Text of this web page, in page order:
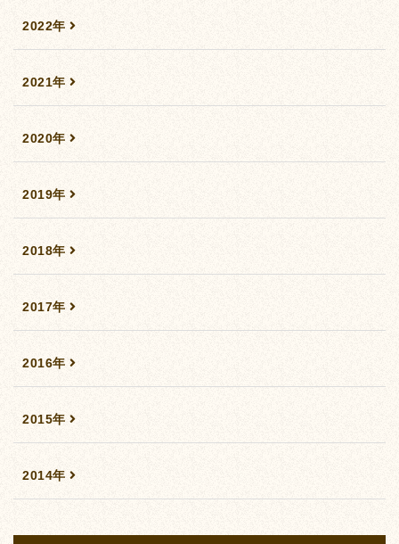
2022年
2021年
2020年
2019年
2018年
2017年
2016年
2015年
2014年